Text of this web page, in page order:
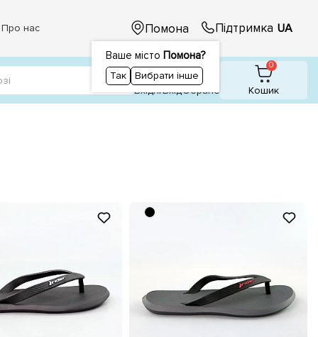
Про нас Помона
Ваше місто Помона?
Так Вибрати інше
Підтримка UA
1
ВхідніВхiдОбране
0
Кошик